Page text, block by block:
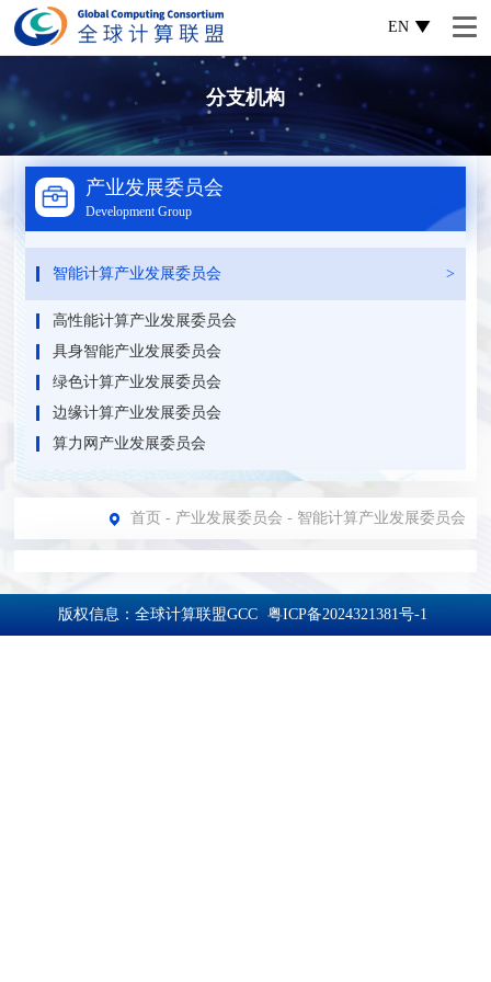
EN
分支机构
产业发展委员会
Development Group
智能计算产业发展委员会
高性能计算产业发展委员会
具身智能产业发展委员会
绿色计算产业发展委员会
边缘计算产业发展委员会
算力网产业发展委员会
首页 - 产业发展委员会 - 智能计算产业发展委员会
版权信息：全球计算联盟GCC 粤ICP备2024321381号-1